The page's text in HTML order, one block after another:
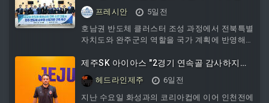
거리를 체험하는 시간을 가지며 회원 간 친목과
유대감을 다졌다.인천외국인지원센터는 주제별,
비자별, 국적별로 구성된 총 12개 팀의 글로벌 동
아리를 운영하고 있다. 외국인 주민들이 공통의
할 수 있도록 지원하고 있다.현재 네팔, 방글라데
시, 러시아, 필리핀 등 11개국 출신 외국인 주민
100여 명이
역할 반영해야"…정부에 촉구
프레시안
5일전
호남권 반도체 클러스터 조성 과정에서 전북특별
자치도와 완주군의 역할을 국가 계획에 반영해야
의회는 3일 열린 제302회 임시회 제3차 본회의에
서 최광호 의원이 대표 발의한 '호남권 반도체 클
러스터 전북 소외 대응 및 완주 반도체 소부장 산
업기반 구축 촉구 결의안'을 채택했다. 최 의원은
제주SK 아이아스 "2경기 연속골 감사하지
만...팀의 경기 결과가 아쉬워"
헤드라인제주
6일전
지난 수요일 화성과의 코리아컵에 이어 인천전에